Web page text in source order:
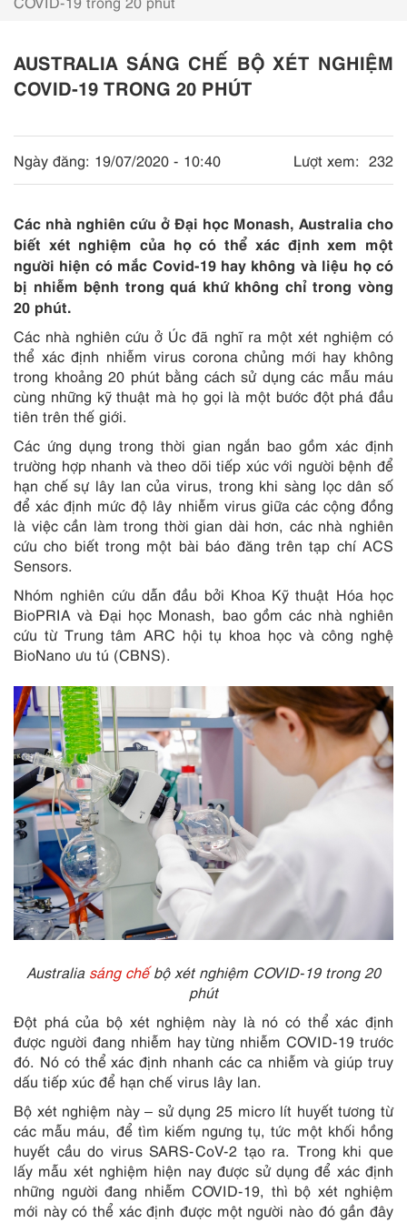
AUSTRALIA SÁNG CHẾ BỘ XÉT NGHIỆM
COVID-19 TRONG 20 PHÚT
Ngày đăng: 19/07/2020 - 10:40 Lượt xem: 232
Các nhà nghiên cứu ở Đại học Monash, Australia cho
biết xét nghiệm của họ có thể xác định xem một
người hiện có mắc Covid-19 hay không và liệu họ có
bị nhiễm bệnh trong quá khứ không chỉ trong vòng
20 phút.
Các nhà nghiên cứu ở Úc đã nghĩ ra một xét nghiệm có
thể xác định nhiễm virus corona chủng mới hay không
trong khoảng 20 phút bằng cách sử dụng các mẫu máu
cùng những kỹ thuật mà họ gọi là một bước đột phá đầu
tiên trên thế giới.
Các ứng dụng trong thời gian ngắn bao gồm xác định
trường hợp nhanh và theo dõi tiếp xúc với người bệnh để
hạn chế sự lây lan của virus, trong khi sàng lọc dân số
để xác định mức độ lây nhiễm virus giữa các cộng đồng
là việc cần làm trong thời gian dài hơn, các nhà nghiên
cứu cho biết trong một bài báo đăng trên tạp chí ACS
Sensors.
Nhóm nghiên cứu dẫn đầu bởi Khoa Kỹ thuật Hóa học
BioPRIA và Đại học Monash, bao gồm các nhà nghiên
cứu từ Trung tâm ARC hội tụ khoa học và công nghệ
BioNano ưu tú (CBNS).
Australia sáng chếbộ xét nghiệm COVID-19 trong 20
phút
Đột phá của bộ xét nghiệm này là nó có thể xác định
được người đang nhiễm hay từng nhiễm COVID-19 trước
đó. Nó có thể xác định nhanh các ca nhiễm và giúp truy
dấu tiếp xúc để hạn chế virus lây lan.
Bộ xét nghiệm này – sử dụng 25 micro lít huyết tương từ
các mẫu máu, để tìm kiếm ngưng tụ, tức một khối hồng
huyết cầu do virus SARS-CoV-2 tạo ra. Trong khi que
lấy mẫu xét nghiệm hiện nay được sử dụng để xác định
những người đang nhiễm COVID-19, thì bộ xét nghiệm
mới này có thể xác định được một người nào đó gần đây